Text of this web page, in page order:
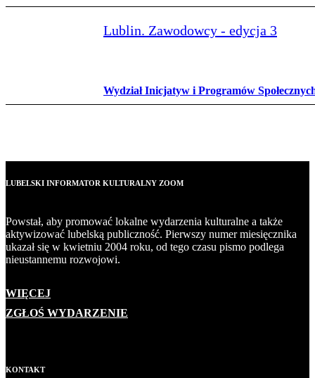
Lublin. Zawodowcy - edycja 3
Wydział Inicjatyw i Programów
LUBELSKI INFORMATOR KULTURALNY ZOOM
Powstał, aby promować lokalne wydarzenia kulturalne a także
aktywizować lubelską publiczność. Pierwszy numer miesięcznika
ukazał się w kwietniu 2004 roku, od tego czasu pismo podlega
nieustannemu rozwojowi.
WIĘCEJ
ZGŁOŚ WYDARZENIE
KONTAKT